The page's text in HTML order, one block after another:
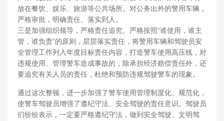
放在餐饮、娱乐、旅游等公共场所。对公务出外的警用车辆，
严格审批，明确责任、落实到人。
三是加强组织领导，严格责任追究。严格按照“谁使用，谁主
管，谁负责”的原则，层层落实责任，将警用车辆和驾驶员安
全管理工作列入年度目标责任内容，打造警车使用高压线，对
违规使用、管理警车造成事故的，除承担经济赔偿责任外，还
要追究有关人员的责任，杜绝和预防违规驾驶警车的现象。
通过这次整顿，进一步加强了警车使用管理制度化、规范化，
使警车驾驶员增强了遵纪守法、安全驾驶的责任意识。驾驶员
们纷纷表示，一定要严格遵纪守法，做到安全驾驶、文明驾